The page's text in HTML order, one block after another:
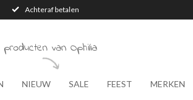
Achteraf betalen
van Ophilia
NIEUW SALE FEEST MERKEN